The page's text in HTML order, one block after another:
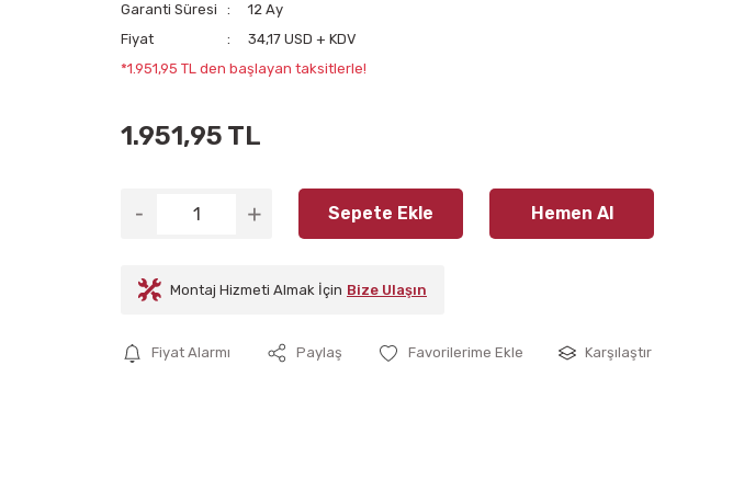
Garanti Süresi
12 Ay
Fiyat
34,17 USD + KDV
*1.951,95 TL den başlayan taksitlerle!
1.951,95 TL
Sepete Ekle Hemen Al
Montaj Hizmeti Almak İçin Bize Ulaşın
Fiyat Alarmı Paylaş Karşılaştır